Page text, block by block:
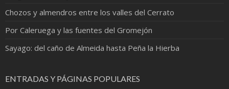
Chozos y almendros entre los valles del Cerrato
Por Caleruega y las fuentes del Gromejón
Sayago: del caño de Almeida hasta Peña la Hierba
ENTRADAS Y PÁGINAS POPULARES